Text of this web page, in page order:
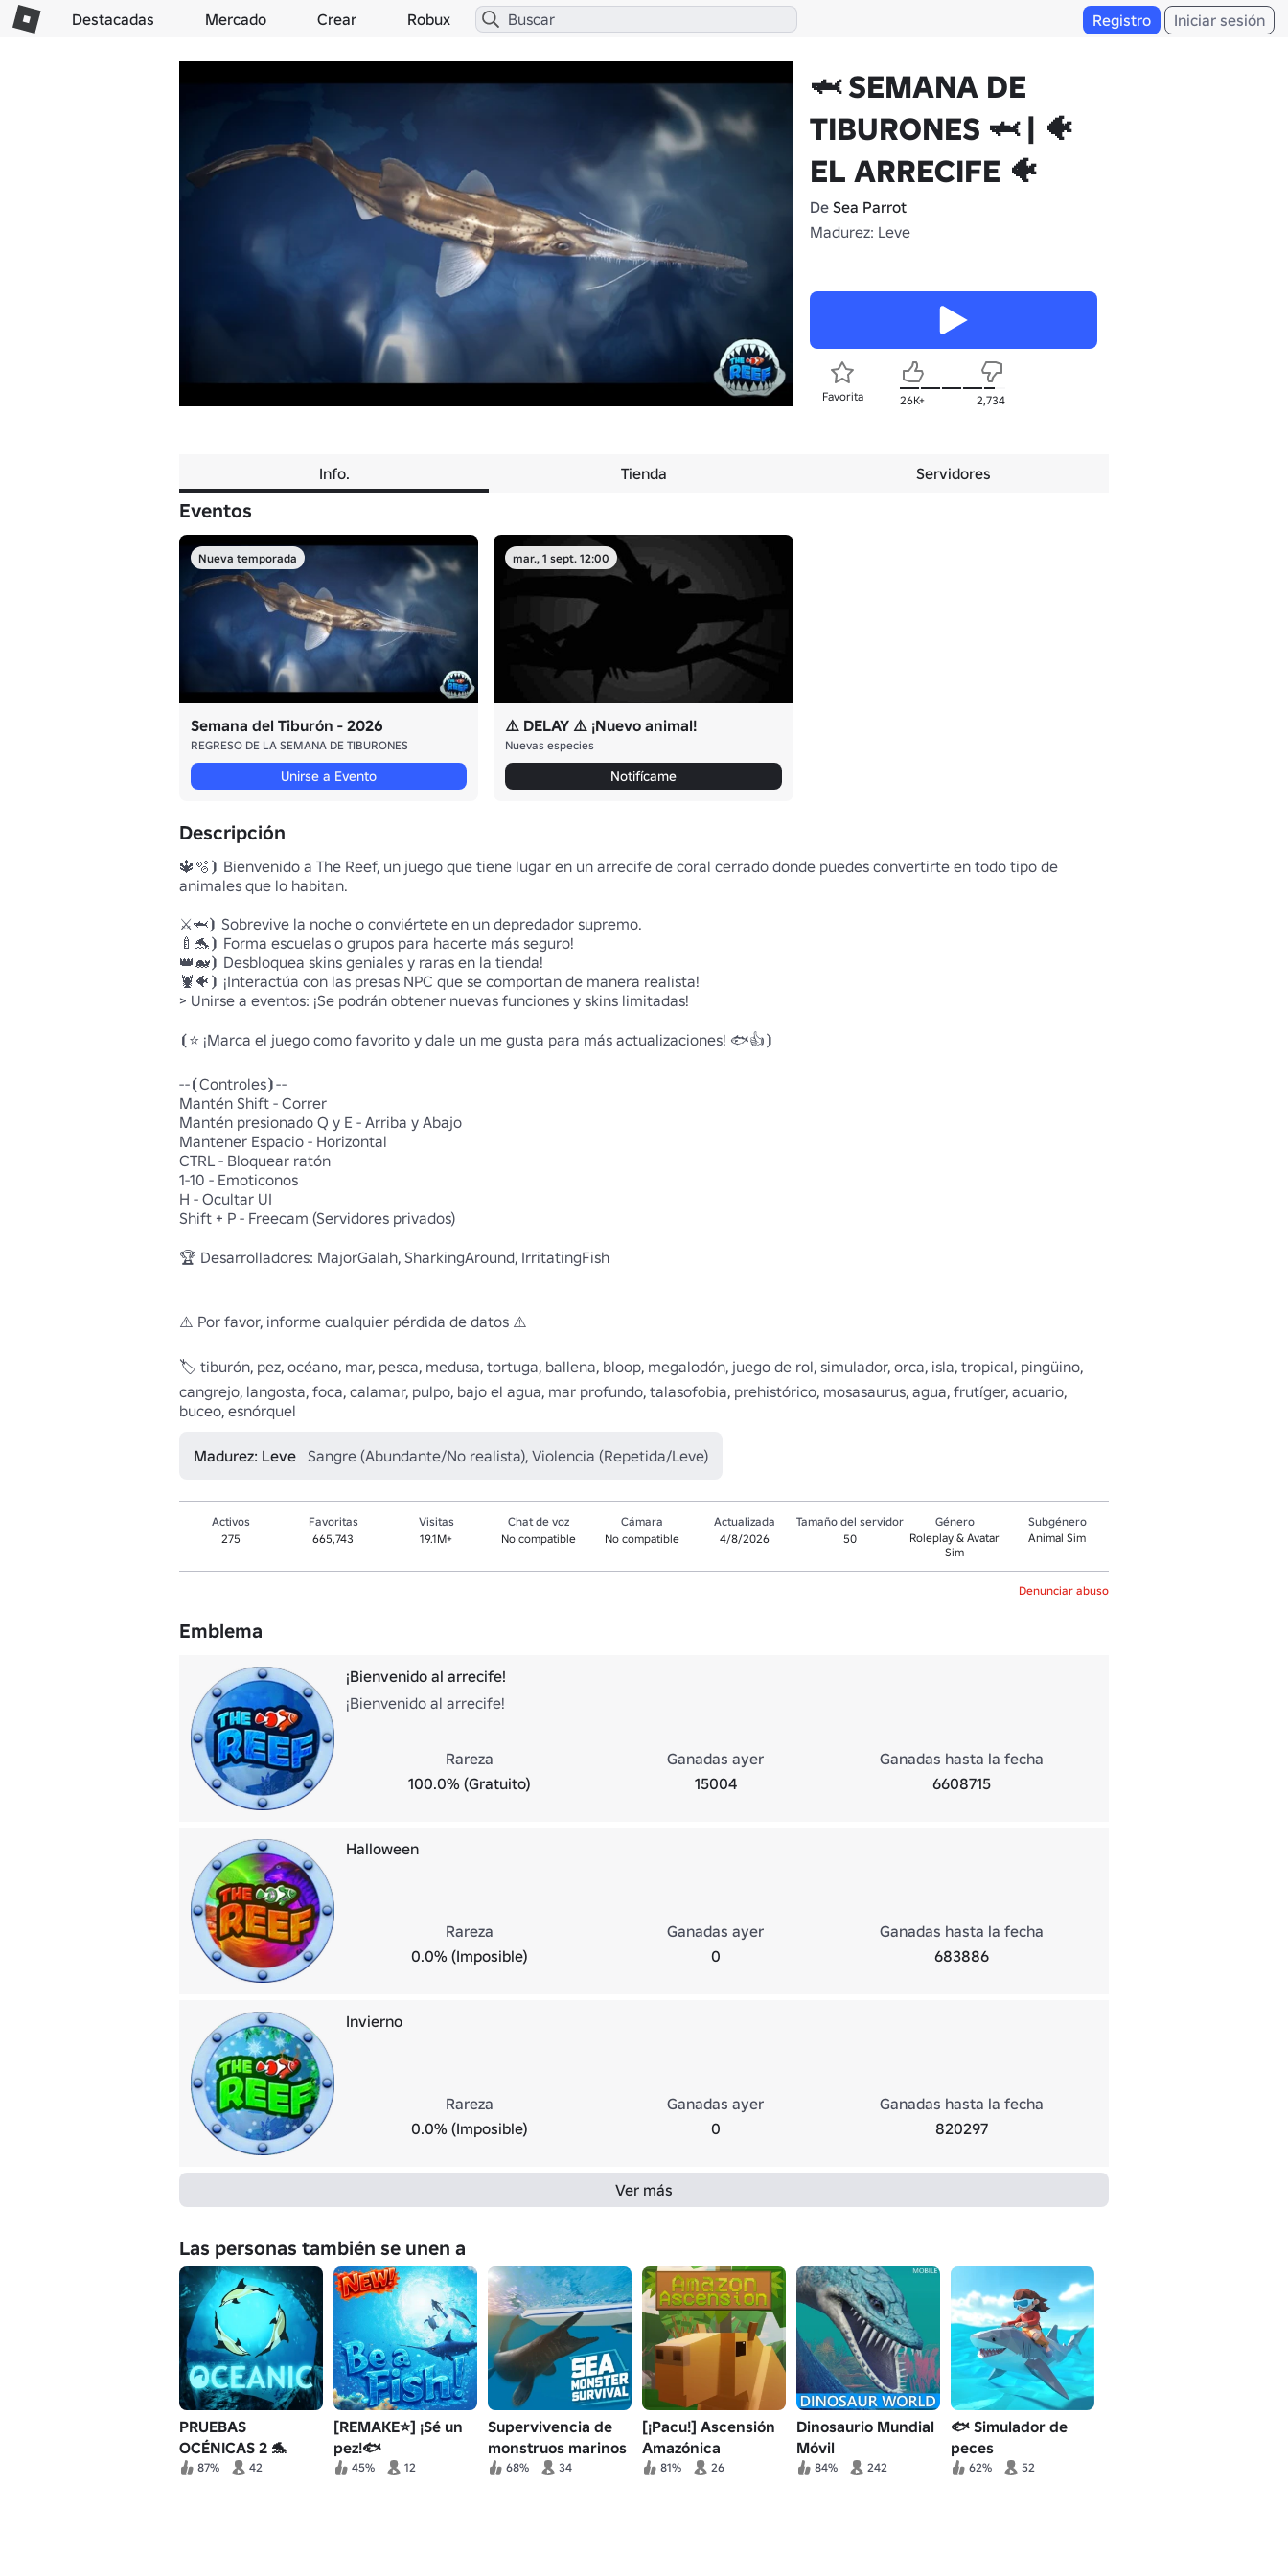
Destacadas Mercado Crear Robux Registro Iniciar sesión
🦈 SEMANA DE
TIBURONES 🦈 | 🐠
EL ARRECIFE 🐠
De Sea Parrot
Madurez: Leve
Favorita 26K+ 2,734
Info. Tienda Servidores
Eventos
Nueva temporada
Semana del Tiburón - 2026
REGRESO DE LA SEMANA DE TIBURONES
Unirse a Evento
mar., 1 sept. 12:00
⚠️ DELAY ⚠️ ¡Nuevo animal!
Nuevas especies
Notifícame
Descripción
🔱🫧⦘ Bienvenido a The Reef, un juego que tiene lugar en un arrecife de coral cerrado donde puedes convertirte en todo tipo de
animales que lo habitan.
⚔️🦈⦘ Sobrevive la noche o conviértete en un depredador supremo.
🍼🐬⦘ Forma escuelas o grupos para hacerte más seguro!
👑🐋⦘ Desbloquea skins geniales y raras en la tienda!
🦞🐠⦘ ¡Interactúa con las presas NPC que se comportan de manera realista!
> Unirse a eventos: ¡Se podrán obtener nuevas funciones y skins limitadas!
⦗⭐ ¡Marca el juego como favorito y dale un me gusta para más actualizaciones! 🐟👍⦘
--⦗Controles⦘--
Mantén Shift - Correr
Mantén presionado Q y E - Arriba y Abajo
Mantener Espacio - Horizontal
CTRL - Bloquear ratón
1-10 - Emoticonos
H - Ocultar UI
Shift + P - Freecam (Servidores privados)
🏆 Desarrolladores: MajorGalah, SharkingAround, IrritatingFish
⚠️ Por favor, informe cualquier pérdida de datos ⚠️
🏷️ tiburón, pez, océano, mar, pesca, medusa, tortuga, ballena, bloop, megalodón, juego de rol, simulador, orca, isla, tropical, pingüino,
cangrejo, langosta, foca, calamar, pulpo, bajo el agua, mar profundo, talasofobia, prehistórico, mosasaurus, agua, frutíger, acuario,
buceo, esnórquel
Madurez: Leve Sangre (Abundante/No realista), Violencia (Repetida/Leve)
Activos
275
Favoritas
665,743
Visitas
19.1M+
Chat de voz
No compatible
Cámara
No compatible
Actualizada
4/8/2026
Tamaño del servidor
50
Género
Roleplay & Avatar
Sim
Subgénero
Animal Sim
Denunciar abuso
Emblema
¡Bienvenido al arrecife!
¡Bienvenido al arrecife!
Rareza
100.0% (Gratuito)
Ganadas ayer
15004
Ganadas hasta la fecha
6608715
Halloween
Rareza
0.0% (Imposible)
Ganadas ayer
0
Ganadas hasta la fecha
683886
Invierno
Rareza
0.0% (Imposible)
Ganadas ayer
0
Ganadas hasta la fecha
820297
Ver más
Las personas también se unen a
PRUEBAS
OCÉNICAS 2 🐬
87% 42
[REMAKE⭐] ¡Sé un
pez!🐟
45% 12
Supervivencia de
monstruos marinos
🦈 68% 34
[¡Pacu!] Ascensión
Amazónica
81% 26
Dinosaurio Mundial
Móvil
84% 242
🐟 Simulador de
peces
62% 52